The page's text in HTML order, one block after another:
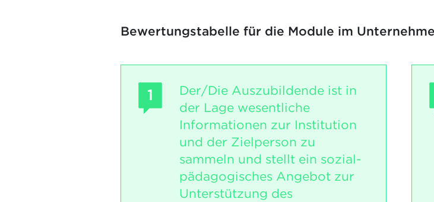
Bewertungstabelle für die Module im
1
Der/Die Auszubildende ist in
der Lage wesentliche
Informationen zur Institution
und der Zielperson zu
sammeln und stellt ein sozial-
pädagogisches Angebot zur
Unterstützung des